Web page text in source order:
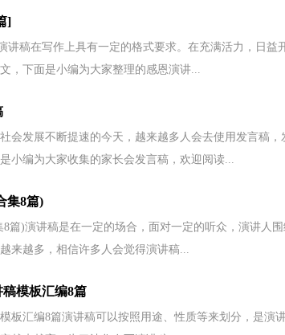
]
讲稿在写作上具有一定的格式要求。在充满活力，日
，下面是小编为大家整理的感恩演讲...
社会发展不断提速的今天，越来越多人会去使用发言稿
小编为大家收集的家长会发言稿，欢迎阅读...
集8篇)
篇)演讲稿是在一定的场合，面对一定的听众，演讲人
来越多，相信许多人会觉得演讲稿...
稿模板汇编8篇
模板汇编8篇演讲稿可以按照用途、性质等来划分，是